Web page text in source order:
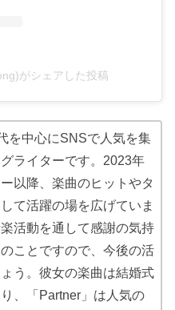
がシェアした投稿
を中心にSNSで人気を集
ライターです。2023年
以降、楽曲のヒットやタ
て活躍の場を広げていま
活動を通して感謝の気持
ことですので、今後の活
う。彼女の楽曲は結婚式
、「Partner」は人気の